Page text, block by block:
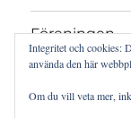
Föreningen
Integritet och cookies:
använda den här
Om du vill veta mer,